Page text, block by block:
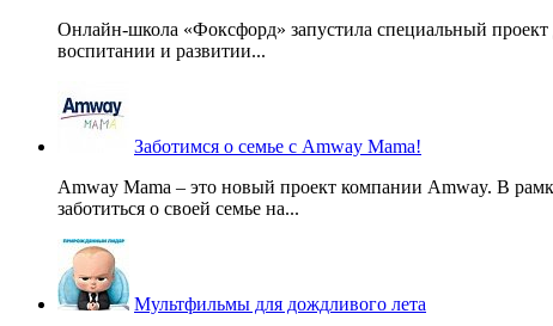
Онлайн-школа «Фоксфорд» запустила специальный
воспитании и развитии...
Заботимся о семье с Amway Mama!
Amway Mama – это новый проект компании Amway. В
заботиться о своей семье на...
Мультфильмы для дождливого лета